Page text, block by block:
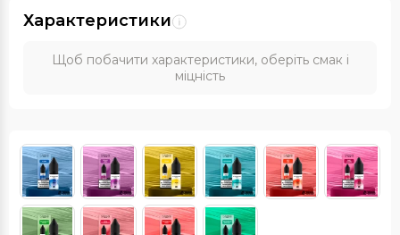
Характеристики
Щоб побачити характеристики, оберіть смак і
міцність